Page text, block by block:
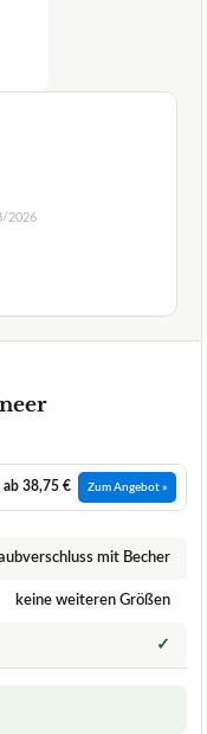
2026
ab 38,75 € Zum Angebot »
mit Becher
keine weiteren Größen
✓